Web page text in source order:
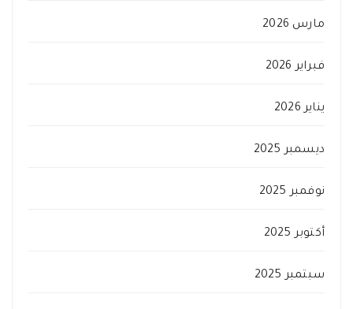
مارس 2026
فبراير 2026
يناير 2026
ديسمبر 2025
نوفمبر 2025
أكتوبر 2025
سبتمبر 2025